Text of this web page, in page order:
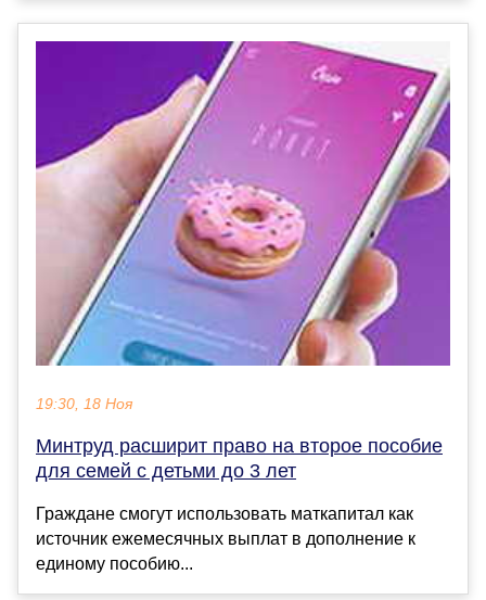
19:30, 18 Ноя
Минтруд расширит право на второе пособие
для семей с детьми до 3 лет
Граждане смогут использовать маткапитал как
источник ежемесячных выплат в дополнение к
единому пособию...